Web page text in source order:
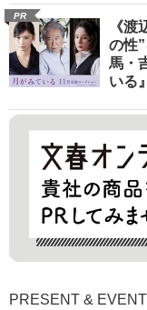
PR
《
の性
馬・
いる
PRESENT & EVENT